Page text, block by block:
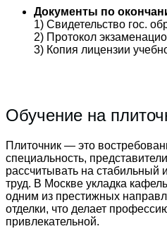
Документы по
1) Свидетельство гос.
2) Протокол
3) Копия лицензии
Обучение на
Плиточник — это
специальность,
рассчитывать на
труд. В Москве укладка
одним из престижных
отделки, что делает
привлекательной.